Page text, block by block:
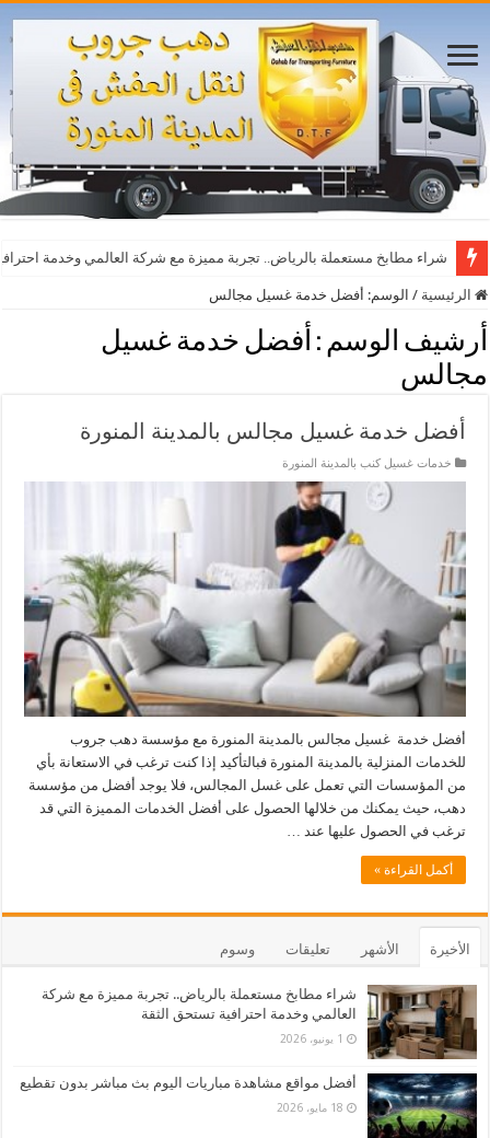
شراء مطابخ مستعملة بالرياض.. تجربة مميزة مع شركة العالمي وخدمة
الرئيسية / الوسم: أفضل خدمة غسيل مجالس
أرشيف الوسم : أفضل خدمة غسيل
مجالس
أفضل خدمة غسيل مجالس بالمدينة المنورة
خدمات غسيل كنب بالمدينة المنورة
أفضل خدمة غسيل مجالس بالمدينة المنورة مع مؤسسة دهب جروب
للخدمات المنزلية بالمدينة المنورة فبالتأكيد إذا كنت ترغب في الاستعانة بأي
من المؤسسات التي تعمل على غسل المجالس، فلا يوجد أفضل من مؤسسة
دهب، حيث يمكنك من خلالها الحصول على أفضل الخدمات المميزة التي قد
ترغب في الحصول عليها عند …
أكمل القراءة »
الأخيرة الأشهر تعليقات وسوم
شراء مطابخ مستعملة بالرياض.. تجربة مميزة مع شركة
العالمي وخدمة احترافية تستحق الثقة
1 يونيو، 2026
أفضل مواقع مشاهدة مباريات اليوم بث مباشر بدون تقطيع
18 مايو، 2026